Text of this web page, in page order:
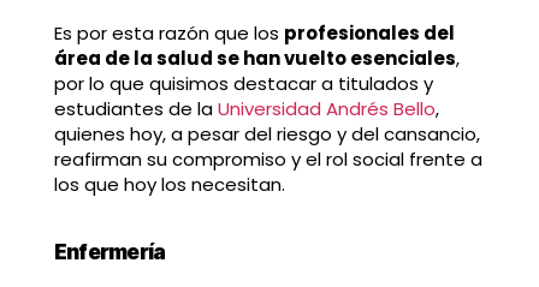
Es por esta razón que los profesionales del
área de la salud se han vuelto esenciales,
por lo que quisimos destacar a titulados y
estudiantes de laUniversidad Andrés Bello,
quienes hoy, a pesar del riesgo y del cansancio,
reafirman su compromiso y el rol social frente a
los que hoy los necesitan.
Enfermería